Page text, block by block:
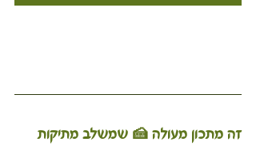
זה מתכון מעולה 🍰 שמשלב מתיקות